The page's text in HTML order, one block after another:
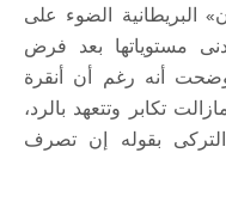
الضوء على
مستوياتها بعد فرض
أنه رغم أن أنقرة
تكابر وتتعهد بالرد،
بقوله إن تصرف